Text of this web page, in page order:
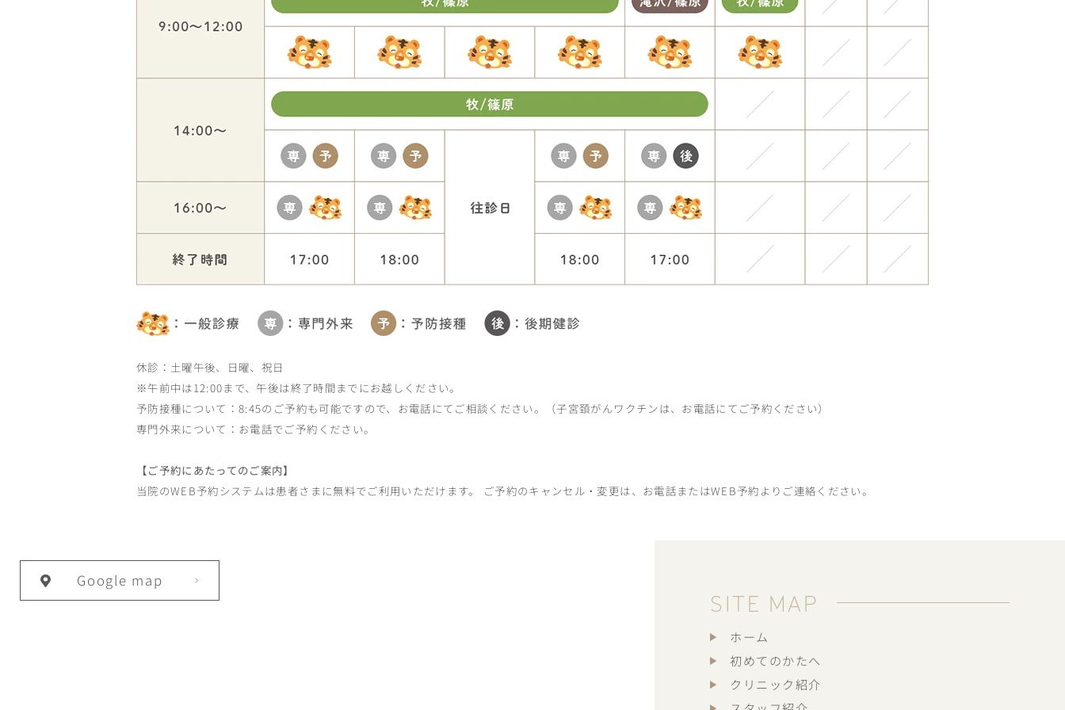
休診：土曜午後、日曜、祝日
※午前中は12:00まで、午後は終了時間までにお越しください。
予防接種について：8:45のご予約も可能ですので、お電話にてご相談ください。（子宮頚がんワクチンは、お電話にてご予約ください）
専門外来について：お電話でご予約ください。
【ご予約にあたってのご案内】
当院のWEB予約システムは患者さまに無料でご利用いただけます。 ご予約のキャンセル・変更は、お電話またはWEB予約よりご連絡ください。
Google map
SITE MAP
ホーム
初めてのかたへ
クリニック紹介